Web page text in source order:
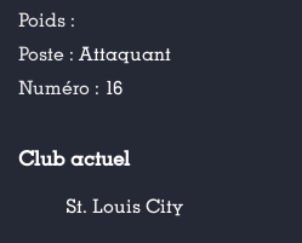
Poids :
Poste : Attaquant
Numéro : 16
Club actuel
St. Louis City